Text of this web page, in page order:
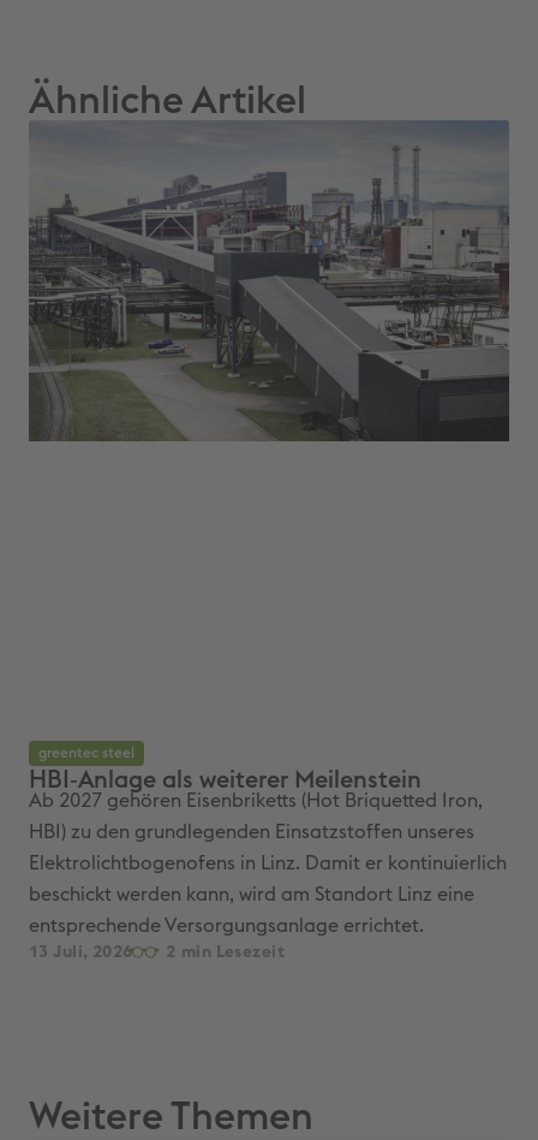
Ähnliche Artikel
greentec steel
HBI‑Anlage als weiterer Meilenstein
Ab 2027 gehören Eisenbriketts (Hot Briquetted Iron,
HBI) zu den grundlegenden Einsatzstoffen unseres
Elektrolichtbogenofens in Linz. Damit er kontinuierlich
beschickt werden kann, wird am Standort Linz eine
entsprechende Versorgungsanlage errichtet.
13 Juli, 2026 2
Weitere Themen